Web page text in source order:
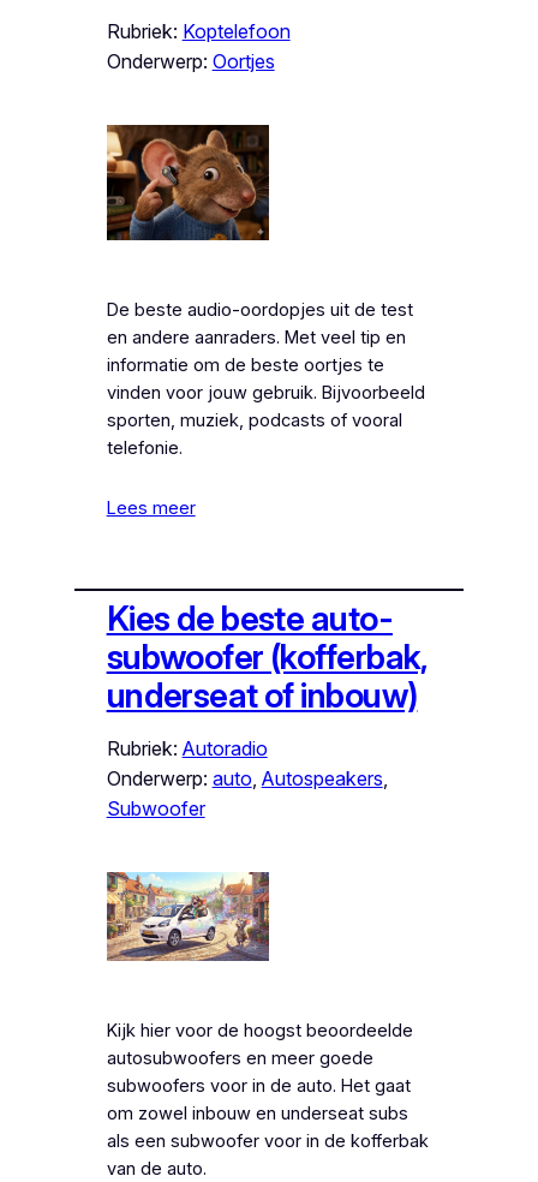
Rubriek: Koptelefoon
Onderwerp: Oortjes
De beste audio-oordopjes uit de test
en andere aanraders. Met veel tip en
informatie om de beste oortjes te
vinden voor jouw gebruik. Bijvoorbeeld
sporten, muziek, podcasts of vooral
telefonie.
Lees meer
Kies de beste auto-
subwoofer (kofferbak,
underseat of inbouw)
Rubriek: Autoradio
Onderwerp: auto, Autospeakers
Subwoofer
Kijk hier voor de hoogst beoordeelde
autosubwoofers en meer goede
subwoofers voor in de auto. Het gaat
om zowel inbouw en underseat subs
als een subwoofer voor in de kofferbak
van de auto.